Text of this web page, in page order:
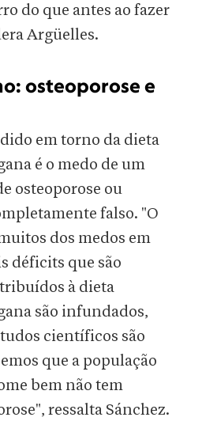
do que antes ao fazer
Argüelles.
osteoporose e
em torno da dieta
é o medo de um
osteoporose ou
falso. "O
dos medos em
déficits que são
à dieta
são infundados,
científicos são
que a população
bem não tem
ressalta Sánchez.